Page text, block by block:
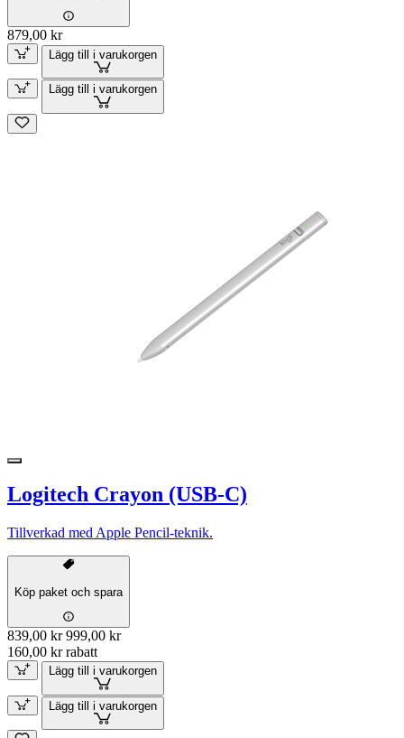
879,00 kr
Lägg till i varukorgen
Lägg till i varukorgen
Logitech Crayon (USB-C)
Tillverkad med Apple Pencil-teknik.
Köp paket och spara
839,00 kr 999,00 kr
160,00 kr rabatt
Lägg till i varukorgen
Lägg till i varukorgen